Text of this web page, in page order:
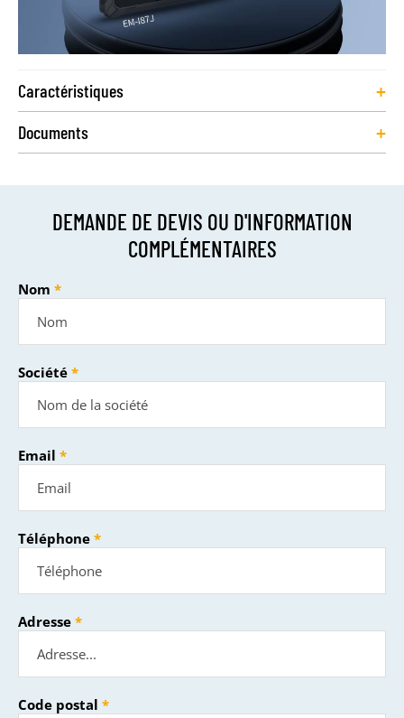
Caractéristiques +
Documents +
DEMANDE DE DEVIS OU D'INFORMATION
COMPLÉMENTAIRES
Nom
Société
Email
Téléphone
Adresse
Code postal